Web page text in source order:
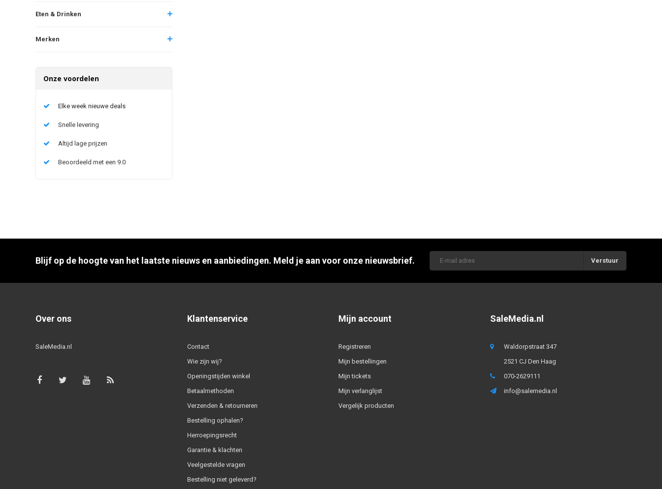
Eten & Drinken
Merken
Onze voordelen
Elke week nieuwe deals
Snelle levering
Altijd lage prijzen
Beoordeeld met een 9.0
Blijf op de hoogte van het laatste nieuws en aanbiedingen. Meld je aan voor onze nieuwsbrief. Verstuur
Over ons
SaleMedia.nl
Klantenservice
Contact
Wie zijn wij?
Openingstijden winkel
Betaalmethoden
Verzenden & retourneren
Bestelling ophalen?
Herroepingsrecht
Garantie & klachten
Veelgestelde vragen
Bestelling niet geleverd?
Mijn account
Registreren
Mijn bestellingen
Mijn tickets
Mijn verlanglijst
Vergelijk producten
SaleMedia.nl
Waldorpstraat 347
2521 CJ Den Haag
070-2629111
info@salemedia.nl